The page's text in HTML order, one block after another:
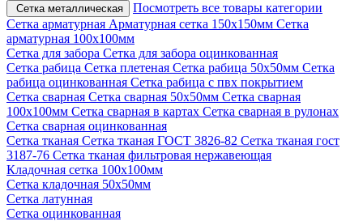
Сетка металлическая
Посмотреть все товары категории
Сетка арматурная Арматурная сетка 150х150мм Сетка
арматурная 100х100мм
Сетка для забора Сетка для забора оцинкованная
Сетка рабица Сетка плетеная Сетка рабица 50х50мм Сетка
рабица оцинкованная Сетка рабица с пвх покрытием
Сетка сварная Сетка сварная 50х50мм Сетка сварная
100х100мм Сетка сварная в картах Сетка сварная в рулонах
Сетка сварная оцинкованная
Сетка тканая Сетка тканая ГОСТ 3826-82 Сетка тканая гост
3187-76 Сетка тканая фильтровая нержавеющая
Кладочная сетка 100х100мм
Сетка кладочная 50х50мм
Сетка латунная
Сетка оцинкованная